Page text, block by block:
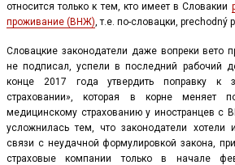
относится только к тем, кто имеет в Словакии
проживание (ВНЖ), т.е. по-словацки, prechodný
Словацкие законодатели даже вопреки вето
не подписал, успели в последний рабочий
конце 2017 года утвердить поправку к
страховании», которая в корне меняет
медицинскому страхованию у иностранцев с
усложнилась тем, что законодатели хотели
связи с неудачной формулировкой закона,
страховые компании только в начале